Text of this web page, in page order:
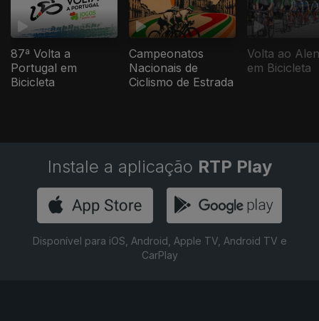
87ª Volta a
Portugal em
Bicicleta
Campeonatos
Nacionais de
Ciclismo de Estrada
Volta ao
em Bicicleta
Instale a aplicação RTP Play
Disponível para iOS, Android, Apple TV, Android TV e
CarPlay